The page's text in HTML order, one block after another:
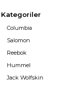
Columbia
Salomon
Reebok
Hummel
Jack Wolfskin